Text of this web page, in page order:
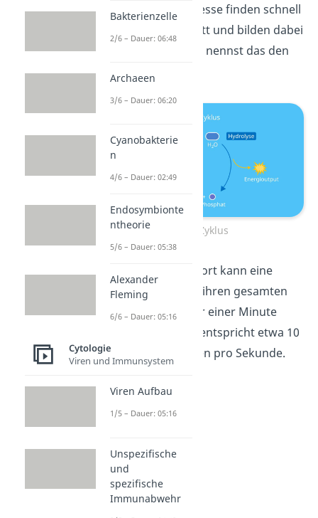
Diese beiden Prozesse finden schnell
hintereinander statt und bilden dabei
einen Kreislauf. Du nennst das den
ATP-Zyklus
ATP-Zyklus
Beim Sport kann eine
aktive Muskelzelle ihren gesamten
ATP-Vorrat in unter einer Minute
verbrauchen. Das entspricht etwa 10
Millionen Molekülen pro Sekunde.
Bakterienzelle
2/6 – Dauer: 06:48
Archaeen
3/6 – Dauer: 06:20
Cyanobakterie
n
4/6 – Dauer: 02:49
Endosymbionte
ntheorie
5/6 – Dauer: 05:38
Alexander
Fleming
6/6 – Dauer: 05:16
Cytologie
Viren und Immunsystem
Viren Aufbau
1/5 – Dauer: 05:16
Unspezifische
und
spezifische
Immunabwehr